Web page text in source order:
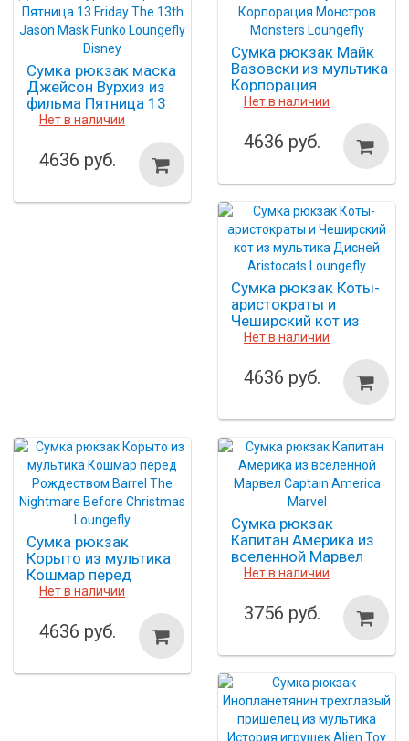
Сумка рюкзак маска
Джейсон Вурхиз из
фильма Пятница 13
Friday The 13th Jason
Disney
Нет в наличии
4636 руб.
Сумка рюкзак Майк
Вазовски из мультика
Корпорация
Монстров Monsters
Нет в наличии
4636 руб.
Сумка рюкзак Коты-
аристократы и
Чеширский кот из
мультика Дисней
Нет в наличии
4636 руб.
Сумка рюкзак
Корыто из мультика
Кошмар перед
Рождеством Barrel
Christmas Loungefly
Нет в наличии
4636 руб.
Сумка рюкзак
Капитан Америка из
вселенной Марвел
Captain America
Нет в наличии
3756 руб.